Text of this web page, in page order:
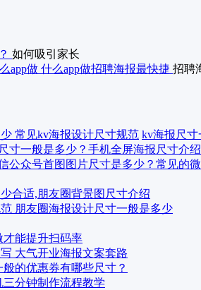
如何吸引家长
app做 什么app做招聘海报最快捷 招聘
kv海报尺
合适,朋友圈背景图尺寸介绍
朋友圈海报设计尺寸一般是多少
能提升扫码率
大气开业海报文案套路
的优惠券有哪些尺寸？
分钟制作流程教学